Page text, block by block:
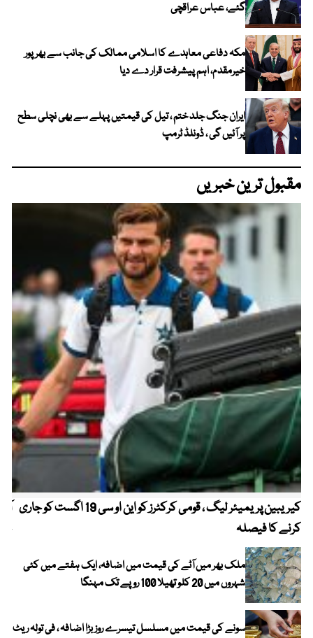
گئے، عباس عراقچی
مکہ دفاعی معاہدے کا اسلامی ممالک کی جانب سے بھرپور
خیرمقدم، اہم پیشرفت قرار دے دیا
ایران جنگ جلد ختم ، تیل کی قیمتیں پہلے سے بھی نچلی سطح
پر آئیں گی ، ڈونلڈ ٹرمپ
مقبول ترین خبریں
کیریبین پریمیئر لیگ ، قومی کرکٹرز کو این او سی 19 اگست کو جاری
کرنے کا فیصلہ
ملک بھر میں آٹے کی قیمت میں اضافہ، ایک ہفتے میں کئی
شہروں میں 20 کلو تھیلا 100 روپے تک مہنگا
سونے کی قیمت میں مسلسل تیسرے روز بڑا اضافہ ، فی تولہ ریٹ